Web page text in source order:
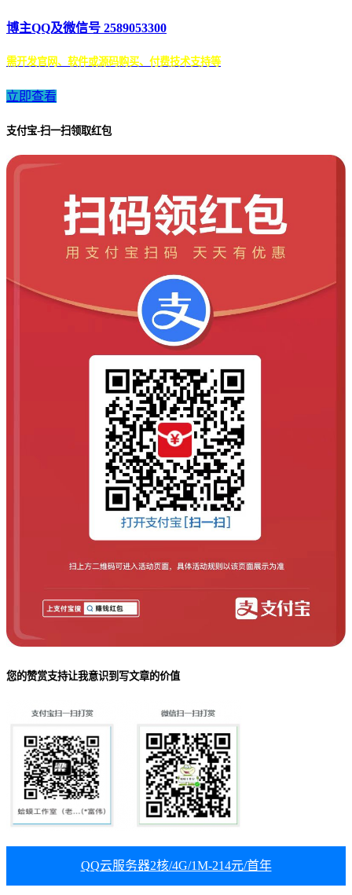
博主QQ及微信号 2589053300
需开发官网、软件或源码购买、付费技术支持等
立即查看
支付宝-扫一扫领取红包
您的赞赏支持让我意识到写文章的价值
QQ云服务器2核/4G/1M-214元/首年